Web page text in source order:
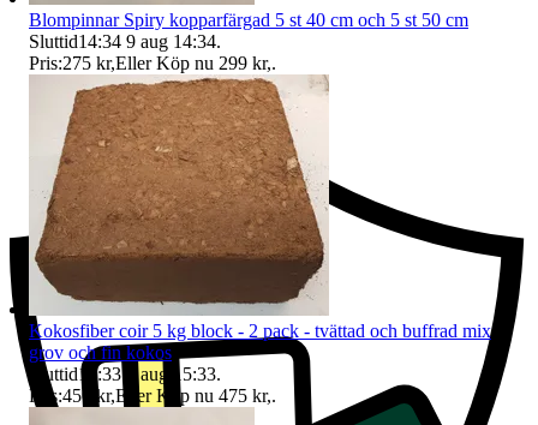
Ersättning om du inte får din vara
Blompinnar Spiry kopparfärgad 5 st 40 cm och 5 st 50 cm
Sluttid14:34 9 aug 14:34.
Pris:275 kr,Eller Köp nu 299 kr,.
Kokosfiber coir 5 kg block - 2 pack - tvättad och buffrad mix
grov och fin kokos
Sluttid15:33 9 aug 15:33.
Pris:450 kr,Eller Köp nu 475 kr,.